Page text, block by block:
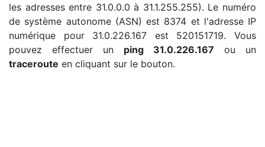
les adresses entre 31.0.0.0 à 31.1.255.255). Le numéro
de système autonome (ASN) est 8374 et l'adresse IP
numérique pour 31.0.226.167 est 520151719. Vous
pouvez effectuer un ping 31.0.226.167 ou un
traceroute en cliquant sur le bouton.